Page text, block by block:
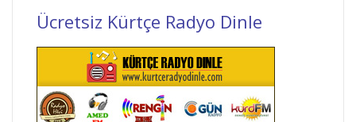
Ücretsiz Kürtçe Radyo Dinle